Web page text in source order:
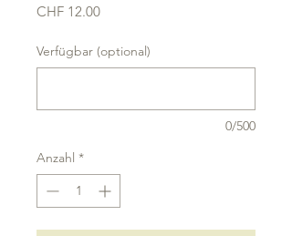
CHF 12.00Preis
Verfügbar (optional)
0/500
Anzahl *